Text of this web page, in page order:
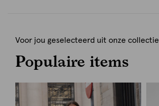
Voor jou geselecteerd uit onze collectie
Populaire items